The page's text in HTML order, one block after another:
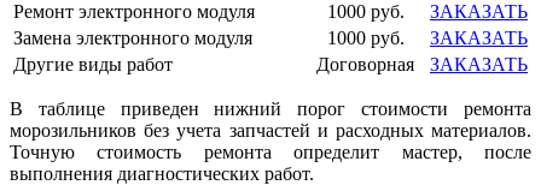
Ремонт электронного модуля
1000 руб.
ЗАКАЗАТЬ
Замена электронного модуля
1000 руб.
ЗАКАЗАТЬ
Другие виды работ
Договорная ЗАКАЗАТЬ
В таблице приведен нижний порог стоимости ремонта
морозильников без учета запчастей и расходных материалов.
Точную стоимость ремонта определит мастер, после
выполнения диагностических работ.